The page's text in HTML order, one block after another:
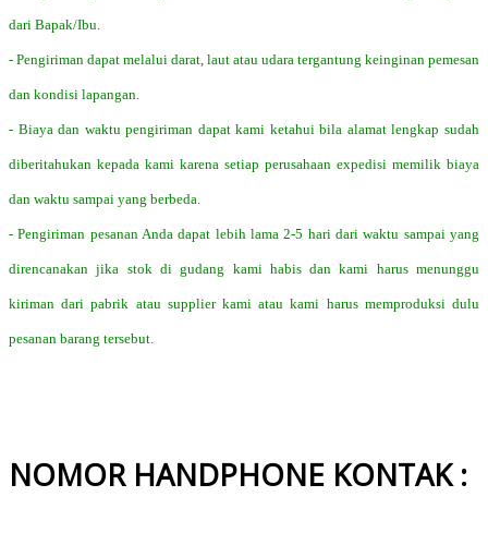
dari Bapak/Ibu.
- Pengiriman dapat melalui darat, laut atau udara tergantung keinginan pemesan
dan kondisi lapangan.
- Biaya dan waktu pengiriman dapat kami ketahui bila alamat lengkap sudah
diberitahukan kepada kami karena setiap perusahaan expedisi memilik biaya
dan waktu sampai yang berbeda.
- Pengiriman pesanan Anda dapat lebih lama 2-5 hari dari waktu sampai yang
direncanakan jika stok di gudang kami habis dan kami harus menunggu
kiriman dari pabrik atau supplier kami atau kami harus memproduksi dulu
pesanan barang tersebut.
NOMOR HANDPHONE KONTAK :